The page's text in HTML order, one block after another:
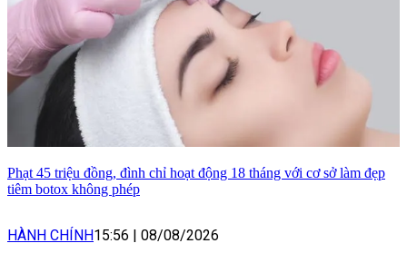
Phạt 45 triệu đồng, đình chỉ hoạt động 18 tháng với cơ sở làm đẹp
tiêm botox không phép
HÀNH CHÍNH15:56 08/08/2026